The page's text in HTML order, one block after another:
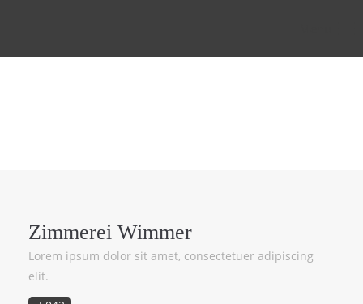
Zimmerei Wimmer
Lorem ipsum dolor sit amet, consectetuer adipiscing
elit.